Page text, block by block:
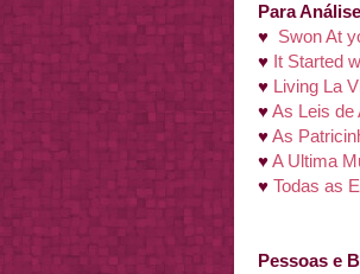
Para
♥ Swon At
♥ It Started
♥ Living La
♥As Leis de
♥As
♥A Ultima
♥ Todas as
Pessoas e